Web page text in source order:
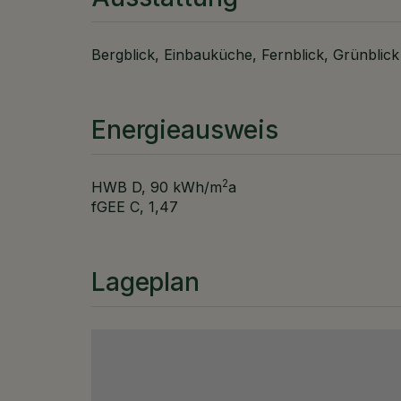
Bergblick Einbauküche Fernblick Grünblick
Energieausweis
HWB D, 90 kWh/m2a
fGEE C, 1,47
Lageplan